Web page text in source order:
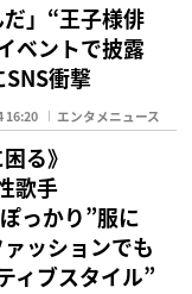
だ」“王子様俳
ベントで披露
衝撃
16:20 エンタメニュース
る》
歌手
っかり”服に
ッションでも
ィブスタイル”